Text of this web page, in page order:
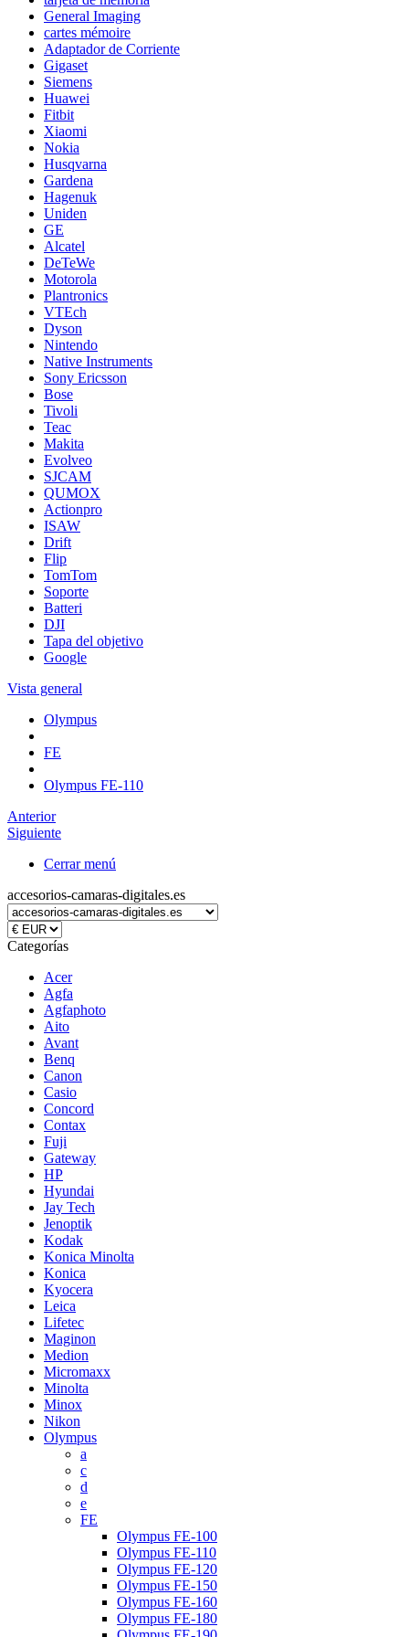
General Imaging
cartes mémoire
Adaptador de Corriente
Gigaset
Siemens
Huawei
Fitbit
Xiaomi
Nokia
Husqvarna
Gardena
Hagenuk
Uniden
GE
Alcatel
DeTeWe
Motorola
Plantronics
VTEch
Dyson
Nintendo
Native Instruments
Sony Ericsson
Bose
Tivoli
Teac
Makita
Evolveo
SJCAM
QUMOX
Actionpro
ISAW
Drift
Flip
TomTom
Soporte
Batteri
DJI
Tapa del objetivo
Google
Vista general
Olympus
FE
Olympus FE-110
Anterior
Siguiente
Cerrar menú
accesorios-camaras-digitales.es
Categorías
Acer
Agfa
Agfaphoto
Aito
Avant
Benq
Canon
Casio
Concord
Contax
Fuji
Gateway
HP
Hyundai
Jay Tech
Jenoptik
Kodak
Konica Minolta
Konica
Kyocera
Leica
Lifetec
Maginon
Medion
Micromaxx
Minolta
Minox
Nikon
Olympus
a
c
d
e
FE
Olympus FE-100
Olympus FE-110
Olympus FE-120
Olympus FE-150
Olympus FE-160
Olympus FE-180